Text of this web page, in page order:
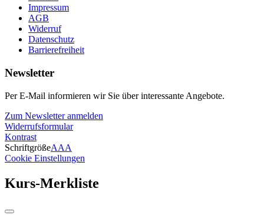
Impressum
AGB
Widerruf
Datenschutz
Barrierefreiheit
Newsletter
Per E-Mail informieren wir Sie über interessante Angebote.
Zum Newsletter anmelden
Widerrufsformular
Kontrast
SchriftgrößeAAA
Cookie Einstellungen
Kurs-Merkliste